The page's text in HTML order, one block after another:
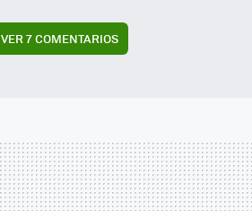
VER7 COMENTARIOS